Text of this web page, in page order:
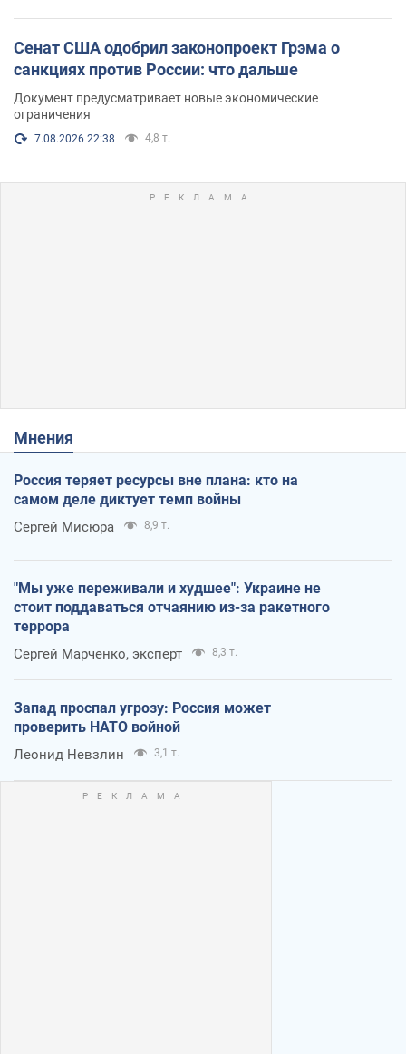
Сенат США одобрил законопроект Грэма о
санкциях против России: что дальше
Документ предусматривает новые экономические
ограничения
7.08.2026 22:38 4,8 т.
Мнения
Россия теряет ресурсы вне плана: кто на
самом деле диктует темп войны
Сергей Мисюра 8,9 т.
"Мы уже переживали и худшее": Украине не
стоит поддаваться отчаянию из-за ракетного
террора
Сергей Марченко, эксперт 8,3 т.
Запад проспал угрозу: Россия может
проверить НАТО войной
Леонид Невзлин 3,1 т.